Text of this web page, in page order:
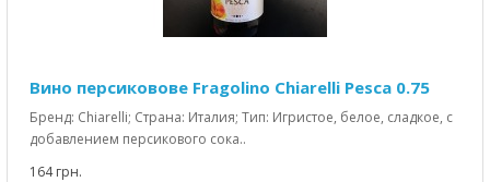
Вино персиковове Fragolino Chiarelli Pesca 0.75
Бренд: Chiarelli; Страна: Италия; Тип: Игристое, белое, сладкое, с
добавлением персикового сока..
164 грн.